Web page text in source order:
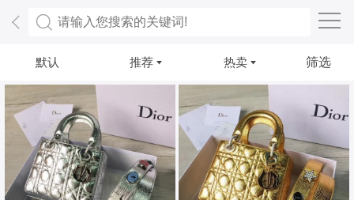
默认 推荐 热卖 筛选